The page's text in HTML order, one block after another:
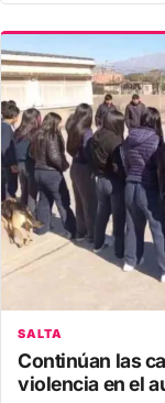
SALTA
Continúan las
violencia en el